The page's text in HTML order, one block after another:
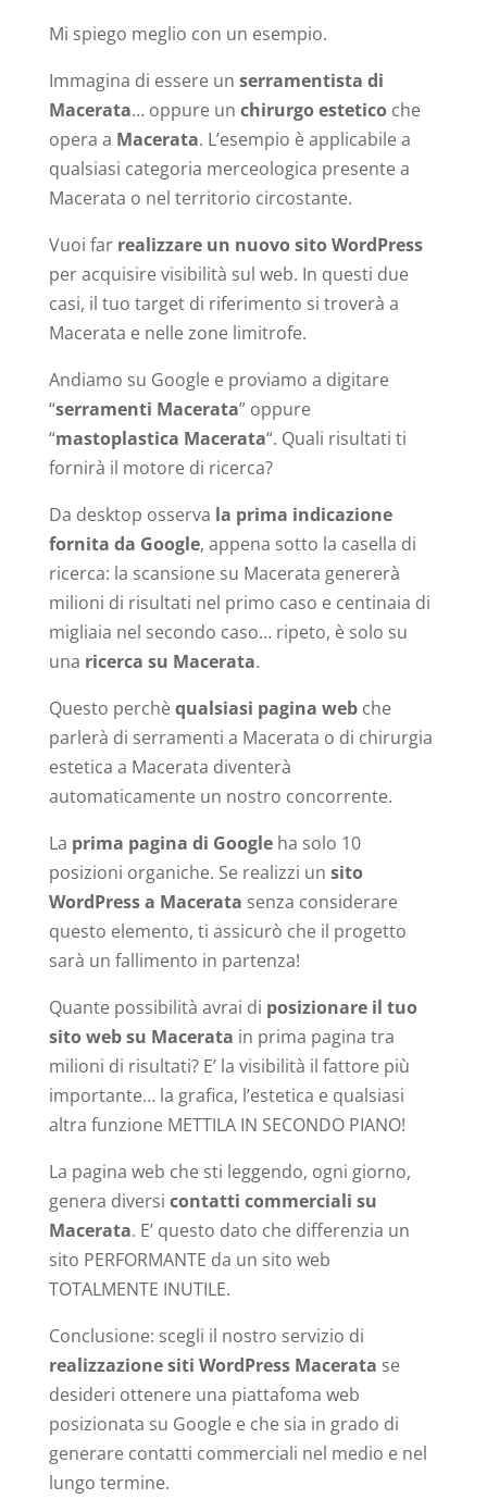
Mi spiego meglio con un esempio.
Immagina di essere un serramentista di
Macerata… oppure un chirurgo esteticoche
opera a Macerata. L’esempio è applicabile a
qualsiasi categoria merceologica presente a
Macerata o nel territorio circostante.
Vuoi far realizzare un nuovo sito WordPress
per acquisire visibilità sul web. In questi due
casi, il tuo target di riferimento si troverà a
Macerata e nelle zone limitrofe.
Andiamo su Google e proviamo a digitare
“serramenti Macerata” oppure
“mastoplastica Macerata“. Quali risultati ti
fornirà il motore di ricerca?
Da desktop osserva la prima indicazione
fornita da Google, appena sotto la casella di
ricerca: la scansione su Macerata genererà
milioni di risultati nel primo caso e centinaia di
migliaia nel secondo caso… ripeto, è solo su
una ricerca su Macerata.
Questo perchèqualsiasi pagina webche
parlerà di serramenti a Macerata o di chirurgia
estetica a Macerata diventerà
automaticamente un nostro concorrente.
La prima pagina di Googleha solo 10
posizioni organiche. Se realizzi un sito
WordPress a Macerata senza considerare
questo elemento, ti assicurò che il progetto
sarà un fallimento in partenza!
Quante possibilità avrai di posizionare il tuo
sito web su Macerata in prima pagina tra
milioni di risultati? E’ la visibilità il fattore più
importante… la grafica, l’estetica e qualsiasi
altra funzione METTILA IN SECONDO PIANO!
La pagina web che sti leggendo, ogni giorno,
genera diversi contatti commerciali su
Macerata. E’ questo dato che differenzia un
sito PERFORMANTE da un sito web
TOTALMENTE INUTILE.
Conclusione: scegli il nostro servizio di
realizzazione siti WordPress Macerata se
desideri ottenere una piattafoma web
posizionata su Google e che sia in grado di
generare contatti commerciali nel medio e nel
lungo termine.